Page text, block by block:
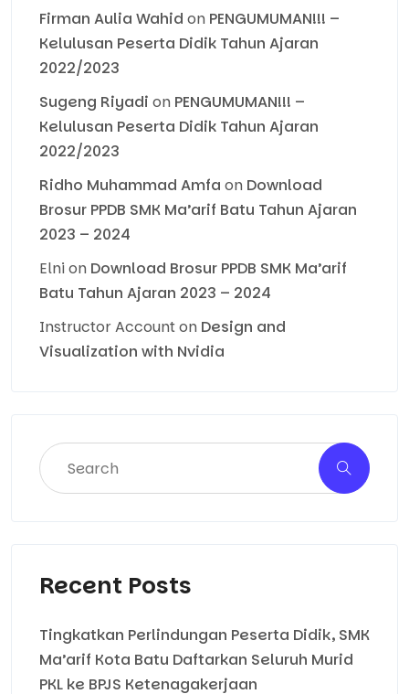
Firman Aulia Wahid on PENGUMUMAN!!! –
Kelulusan Peserta Didik Tahun Ajaran
2022/2023
Sugeng Riyadi on PENGUMUMAN!!! –
Kelulusan Peserta Didik Tahun Ajaran
2022/2023
Ridho Muhammad Amfa on Download
Brosur PPDB SMK Ma’arif Batu Tahun Ajaran
2023 – 2024
Elnion Download Brosur PPDB SMK Ma’arif
Batu Tahun Ajaran 2023 – 2024
Instructor Accounton Design and
Visualization with Nvidia
Recent Posts
Tingkatkan Perlindungan Peserta Didik, SMK
Ma’arif Kota Batu Daftarkan Seluruh Murid
PKL ke BPJS Ketenagakerjaan